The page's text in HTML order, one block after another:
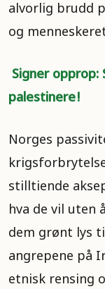
alvorlig brudd
og
Signer
palestinere!
Norges
stilltiende
hva de vil uten
dem grønt lys
angrepene på
etnisk rensing